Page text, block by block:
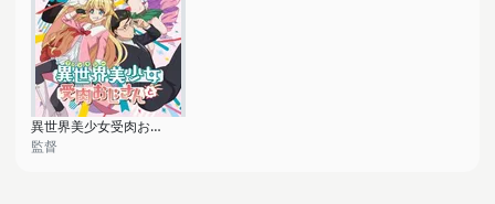
異世界美少女受肉おじさんと
監督